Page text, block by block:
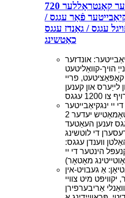
720 עגגס ינגקיאַבייטער קאָנטראָללער
פֿאַר עגגס /
עגגס / גאַנדז עגגס
כאַטשינג
אונדזער
הויך-קוואַליטעט
קאַפּאַציטעט, פריי
לייַערס און קענען
יי ינגקיאַבייטער
ראָוטייץ די עגגס אויטאָמאַטיש יעדער 2
זענען העאַטעד
די לוטשינג
ווענדן עגגס:
הינטער די יי
מאָטאָר)
אַ געבויט-אין
יקוויפּט מיט צוויי
אַריבערפירן